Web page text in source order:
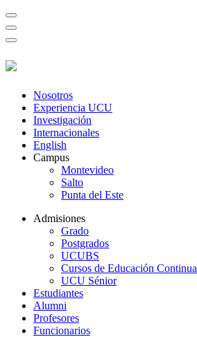
Nosotros
Experiencia UCU
Investigación
Internacionales
English
Campus
Montevideo
Salto
Punta del Este
Admisiones
Grado
Postgrados
UCUBS
Cursos de Educación Continua
UCU Sénior
Estudiantes
Alumni
Profesores
Funcionarios